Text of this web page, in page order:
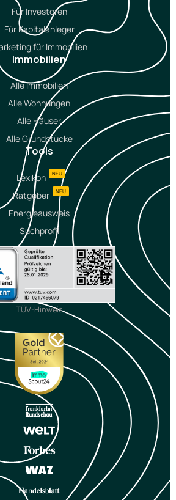
Für Investoren
Für Kapitalanleger
für Immobilien
Immobilien
Alle Immobilien
Alle Wohnungen
Alle Häuser
Alle Grundstücke
Tools
Lexikon NEU
Ratgeber NEU
Energieausweis
Suchprofil
TÜV-Hinweis